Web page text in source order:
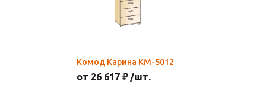
Комод Карина КМ-5012
от 26 617 ₽ /шт.